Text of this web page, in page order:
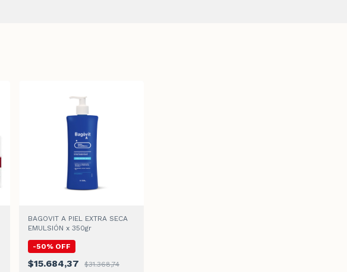
BAGOVIT A PIEL EXTRA SECA
EMULSIÓN x 350gr
-50% OFF
$15.684,37
$31.368,74